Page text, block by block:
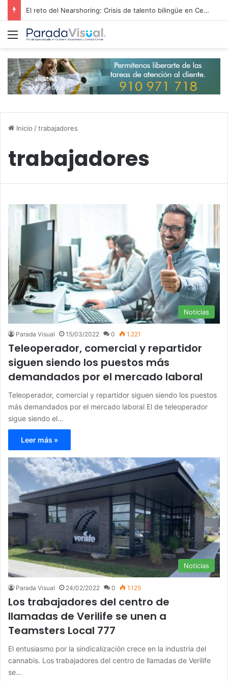
El reto del Nearshoring: Crisis de talento bilingüe en Centroamérica dispara los salarios de entrada un 15%
Menú
Inicio /trabajadores
trabajadores
Noticias
Parada Visual 15/03/2022 0 1.221
Teleoperador, comercial y repartidor
siguen siendo los puestos más
demandados por el mercado laboral
Teleoperador, comercial y repartidor siguen siendo los puestos
más demandados por el mercado laboral El de teleoperador
sigue siendo el…
Leer más »
Noticias
Parada Visual 24/02/2022 0 1.125
Los trabajadores del centro de
llamadas de Verilife se unen a
Teamsters Local 777
El entusiasmo por la sindicalización crece en la industria del
cannabis. Los trabajadores del centro de llamadas de Verilife
se…